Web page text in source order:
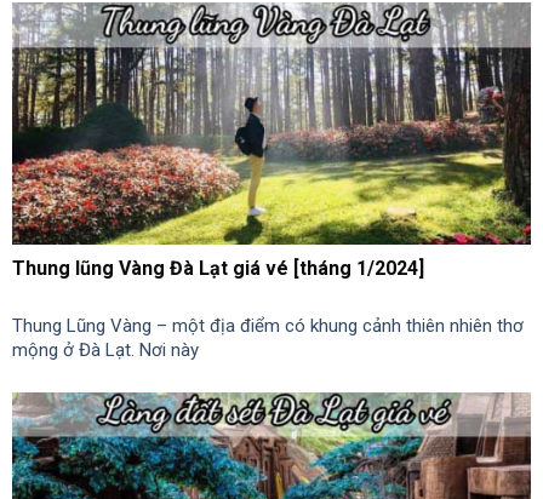
Thung lũng Vàng Đà Lạt giá vé [tháng 1/2024]
Thung Lũng Vàng – một địa điểm có khung cảnh thiên nhiên thơ
mộng ở Đà Lạt. Nơi này